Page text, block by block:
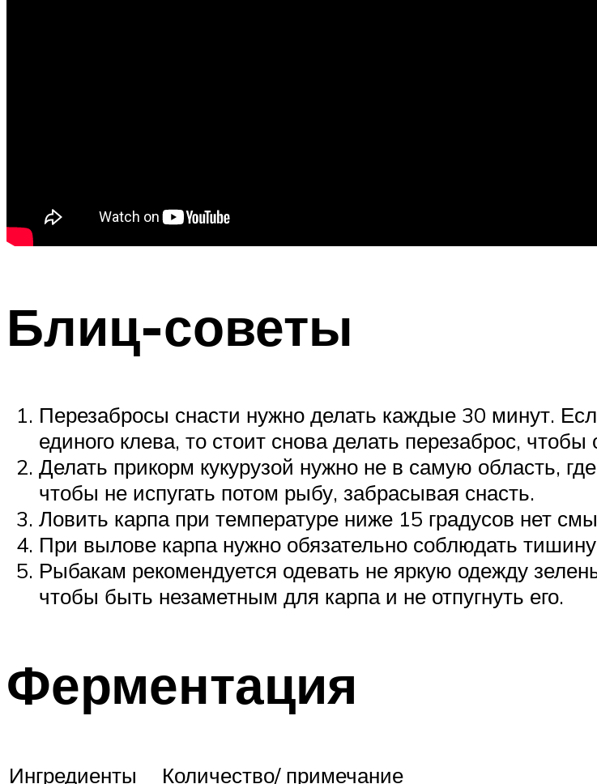
Блиц-советы
Перезабросы снасти нужно делать каждые 30 минут.
единого клева, то стоит снова делать перезаброс,
Делать прикорм кукурузой нужно не в самую область,
чтобы не испугать потом рыбу, забрасывая снасть.
Ловить карпа при температуре ниже 15 градусов нет
При вылове карпа нужно обязательно соблюдать
Рыбакам рекомендуется одевать не яркую одежду
чтобы быть незаметным для карпа и не отпугнуть его.
Ферментация
Ингредиенты Количество/ примечание